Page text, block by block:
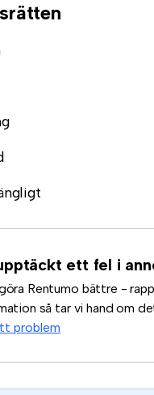
ett fel i
Rentumo bättre -
så tar vi hand om
problem